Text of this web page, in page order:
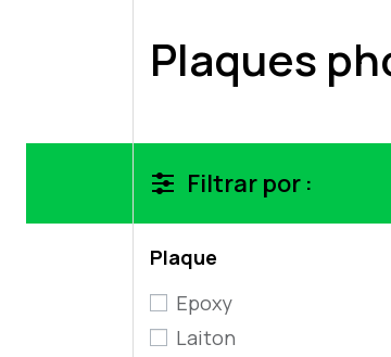
Plaques
Filtrar por :
Plaque
Epoxy
Laiton